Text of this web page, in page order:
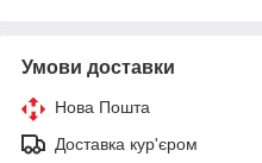
Умови доставки
Нова Пошта
Доставка кур'єром